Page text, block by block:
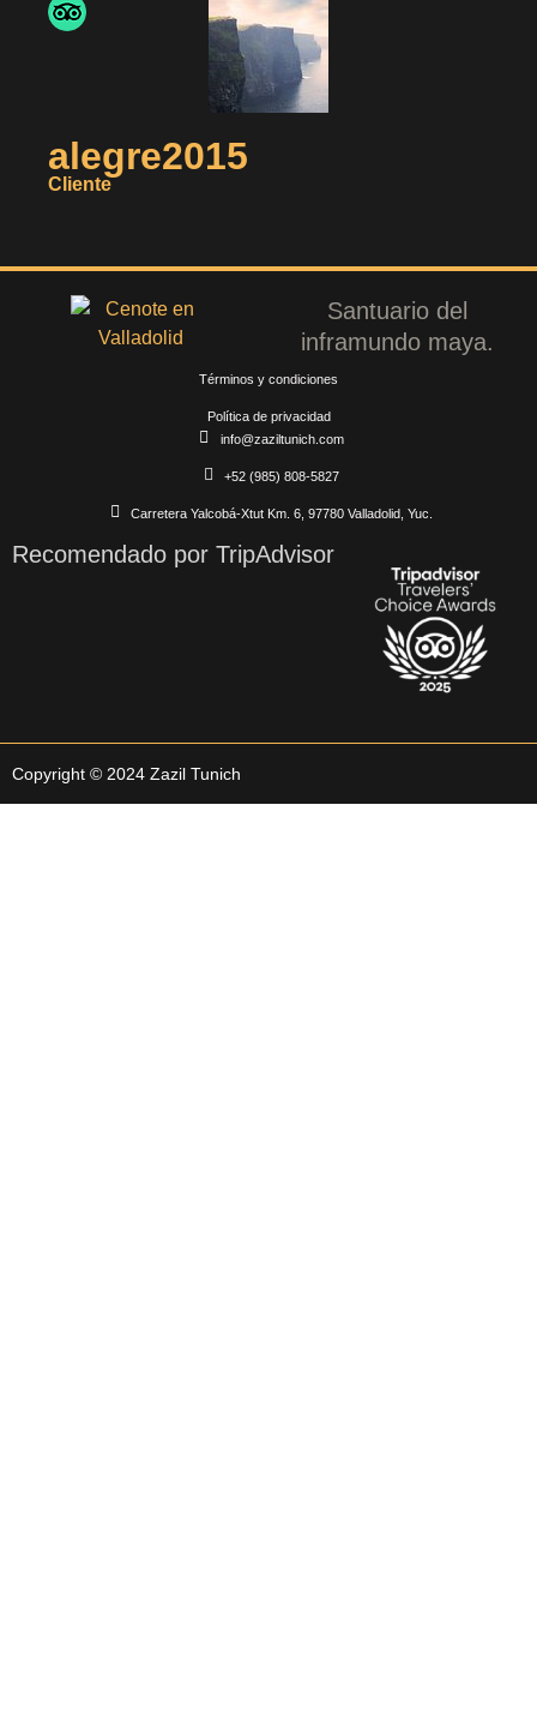
alegre2015
Cliente
Santuario del
inframundo maya.
info@zaziltunich.com
+52 (985) 808-5827
Carretera Yalcobá-Xtut Km. 6, 97780 Valladolid, Yuc.
Términos y condiciones
Política de privacidad
Recomendado por TripAdvisor
Copyright © 2024 Zazil Tunich